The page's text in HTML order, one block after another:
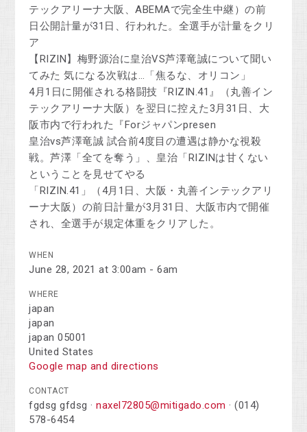
テックアリーナ大阪、ABEMAで完全生中継）の前
日公開計量が31日、行われた。全選手が計量をクリ
ア
【RIZIN】梅野源治に皇治VS芦澤竜誠について聞い
てみた 気になる次戦は…「焦るな、オリコン」
4月1日に開催される格闘技『RIZIN.41』（丸善イン
テックアリーナ大阪）を翌日に控えた3月31日、大
阪市内で行われた『Forジャパンpresen
皇治vs芦澤竜誠 試合前4度目の遭遇は静かな視殺
戦。芦澤「全てを奪う」、皇治「RIZINは甘くない
ということを見せてやる
「RIZIN.41」（4月1日、大阪・丸善インテックアリ
ーナ大阪）の前日計量が3月31日、大阪市内で開催
され、全選手が規定体重をクリアした。
WHEN
June 28, 2021 at 3:00am - 6am
WHERE
japan
japan
japan 05001
United States
Google map and directions
CONTACT
fgdsg gfdsg ·naxel72805@mitigado.com · (014)
578-6454